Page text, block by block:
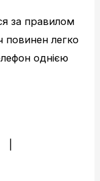
за правилом
повинен легко
однією
|